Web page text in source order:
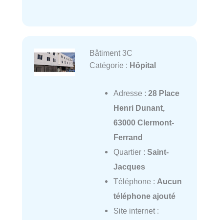
Bâtiment 3C
Catégorie : Hôpital
Adresse : 28 Place
Henri Dunant,
63000 Clermont-
Ferrand
Quartier : Saint-
Jacques
Téléphone : Aucun
téléphone ajouté
Site internet :